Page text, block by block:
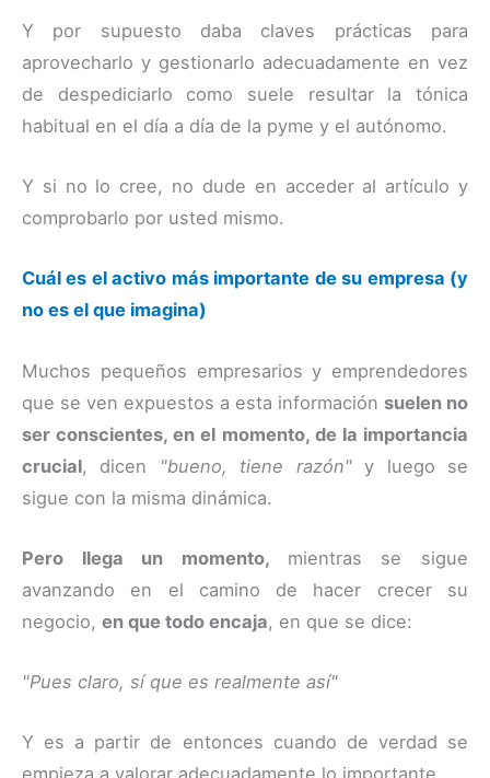
Y por supuesto daba claves prácticas para
aprovecharlo y gestionarlo adecuadamente en vez
de despediciarlo como suele resultar la tónica
habitual en el día a día de la pyme y el autónomo.
Y si no lo cree, no dude en acceder al artículo y
comprobarlo por usted mismo.
Cuál es el activo más importante de su empresa (y
no es el que imagina)
Muchos pequeños empresarios y emprendedores
que se ven expuestos a esta información suelen no
ser conscientes, en el momento, de la importancia
crucial, dicen "bueno, tiene razón"y luego se
sigue con la misma dinámica.
Pero llega un momento, mientras se sigue
avanzando en el camino de hacer crecer su
negocio, en que todo encaja, en que se dice:
"Pues claro, sí que es realmente así"
Y es a partir de entonces cuando de verdad se